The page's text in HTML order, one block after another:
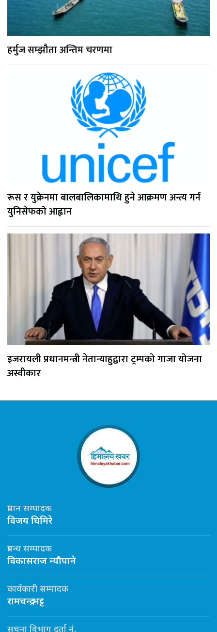
हर्मुज सम्झौता अन्तिम चरणमा
रूस र युक्रेनमा बालबालिकामाथि हुने आक्रमण अन्त्य गर्न
युनिसेफको आह्वान
इजरायली प्रधानमन्त्री नेतान्याहुद्वारा ट्रम्पको गाजा योजना
अस्वीकार
प्रधान सम्पादक
विजय घिमिरे
प्रबन्ध सम्पादक
विकासराज न्यौपाने
कार्यकारी सम्पादक
रामचन्द्र भट्ट
सूचना विभाग दर्ता नं.